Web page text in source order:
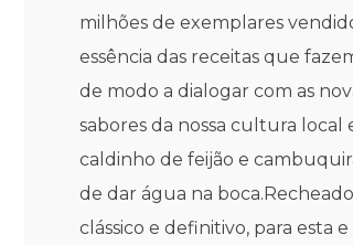
milhões de exemplares
essência das receitas que
de modo a dialogar com as
sabores da nossa cultura
caldinho de feijão e
de dar água na
clássico e definitivo, para esta